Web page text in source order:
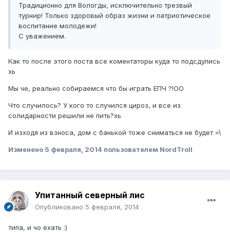
Традиционно для Вологды, исключительно трезвый
турнир! Только здоровый образ жизни и патриотическое
воспитание молодежи!
С уважением.
Как то после этого поста все коментаторы куда то подсдулись
хь
Мы че, реально собираемся что бы играть ЕПЧ ?!ОО
Что случилось? У кого то случился цироз, и все из
солидарности решили не пить?хь
И изходя из взноса, дом с банькой тоже сниматься не будет =\
Изменено 5 февраля, 2014 пользователем NordTroll
Упитанный северный лис
Опубликовано 5 февраля, 2014
типа, и чо ехать :)